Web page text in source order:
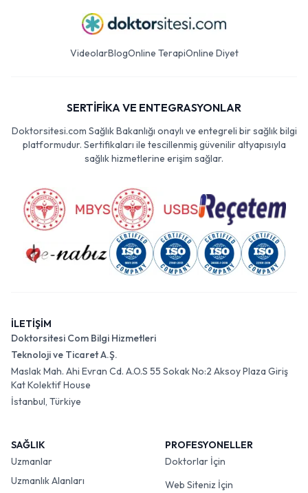
VideolarBlogOnline TerapiOnline Diyet
SERTİFİKA VE ENTEGRASYONLAR
Doktorsitesi.com Sağlık Bakanlığı onaylı ve entegreli bir sağlık bilgi
platformudur. Sertifikaları ile tescillenmiş güvenilir altyapısıyla
sağlık hizmetlerine erişim sağlar.
İLETİŞİM
Doktorsitesi Com Bilgi Hizmetleri
Teknoloji ve Ticaret A.Ş.
Maslak Mah. Ahi Evran Cd. A.O.S 55 Sokak No:2 Aksoy Plaza Giriş
Kat Kolektif House
İstanbul, Türkiye
SAĞLIK
Uzmanlar
Uzmanlık Alanları
PROFESYONELLER
Doktorlar İçin
Web Siteniz İçin